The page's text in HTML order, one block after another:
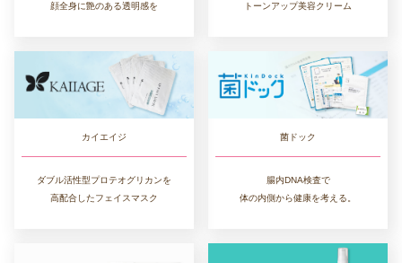
顔全身に艶のある透明感を
トーンアップ美容クリーム
カイエイジ
ダブル活性型プロテオグリカンを
高配合したフェイスマスク
菌ドック
腸内DNA検査で
体の内側から健康を考える。